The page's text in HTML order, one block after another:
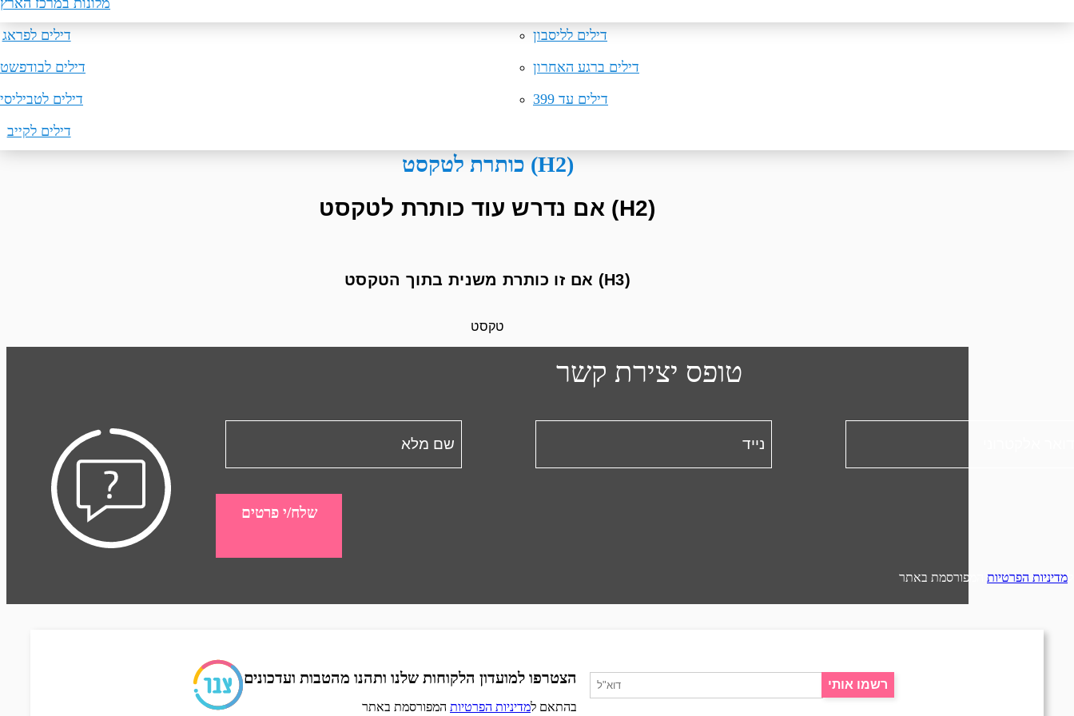
טיסות ללונדון
טיסות לברלין
טיסות למינכן
מלונות באילת
דילים לפריז
דילים לפראג
דילים לבודפשט
דילים לטביליסי
דילים לקייב
דילים לליסבון
דילים ברגע האחרון
דילים עד 399
מלונות במרכז הארץ
כותרת לטקסט (H2)
אם נדרש עוד כותרת לטקסט (H2)
אם זו כותרת משנית בתוך הטקסט (H3)
טקסט
טופס יצירת קשר
שלח/י פרטים
מדיניות הפרטיות המפורסמת באתר
הצטרפו למועדון הלקוחות שלנו ותהנו מהטבות ועדכונים
בהתאם למדיניות הפרטיות המפורסמת באתר
רשמו אותי